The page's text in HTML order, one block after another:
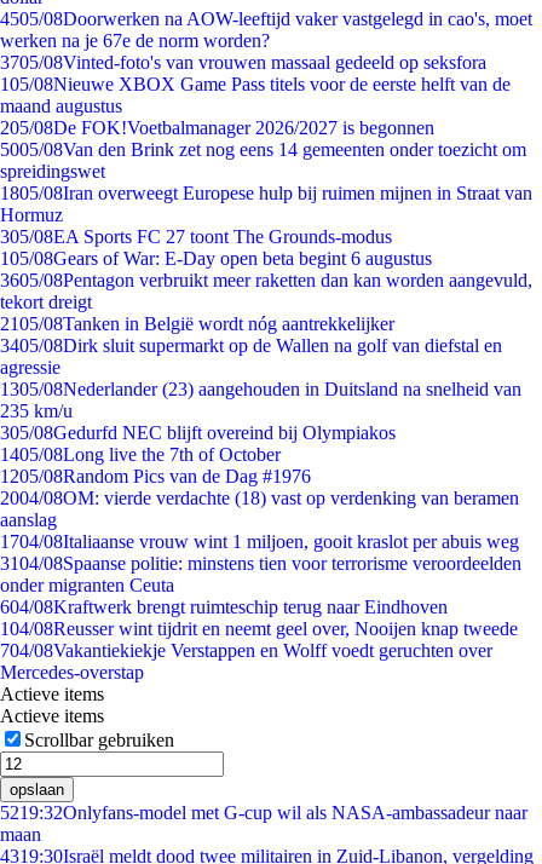
4505/08Doorwerken na AOW-leeftijd vaker vastgelegd in cao's, moet
werken na je 67e de norm worden?
3705/08Vinted-foto's van vrouwen massaal gedeeld op seksfora
105/08Nieuwe XBOX Game Pass titels voor de eerste helft van de
maand augustus
205/08De FOK!Voetbalmanager 2026/2027 is begonnen
5005/08Van den Brink zet nog eens 14 gemeenten onder toezicht om
spreidingswet
1805/08Iran overweegt Europese hulp bij ruimen mijnen in Straat van
Hormuz
305/08EA Sports FC 27 toont The Grounds-modus
105/08Gears of War: E-Day open beta begint 6 augustus
3605/08Pentagon verbruikt meer raketten dan kan worden aangevuld,
tekort dreigt
2105/08Tanken in België wordt nóg aantrekkelijker
3405/08Dirk sluit supermarkt op de Wallen na golf van diefstal en
agressie
1305/08Nederlander (23) aangehouden in Duitsland na snelheid van
235 km/u
305/08Gedurfd NEC blijft overeind bij Olympiakos
1405/08Long live the 7th of October
1205/08Random Pics van de Dag #1976
2004/08OM: vierde verdachte (18) vast op verdenking van beramen
aanslag
1704/08Italiaanse vrouw wint 1 miljoen, gooit kraslot per abuis weg
3104/08Spaanse politie: minstens tien voor terrorisme veroordeelden
onder migranten Ceuta
604/08Kraftwerk brengt ruimteschip terug naar Eindhoven
104/08Reusser wint tijdrit en neemt geel over, Nooijen knap tweede
704/08Vakantiekiekje Verstappen en Wolff voedt geruchten over
Mercedes-overstap
Actieve items
Actieve items
Scrollbar gebruiken
opslaan
5219:32Onlyfans-model met G-cup wil als NASA-ambassadeur naar
maan
4319:30Israël meldt dood twee militairen in Zuid-Libanon, vergelding